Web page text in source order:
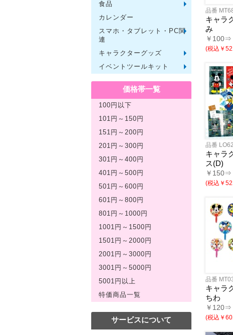
食品
カレンダー
スマホ・タブレット・PC関
連
バッテリ
タッチペン
クリーナー
PC関連グ
スマホ関
キャラクターグッズ 文房具
バッグ・
レジャー
テーブル
繊維製品
その他
イベントツールキット
〜30人用
〜50人用
100人用〜
その他
価格帯一覧
100円以下
101円～150円
151円～200円
201円～300円
301円～400円
401円～500円
501円～600円
601円～800円
801円～1000円
1001円～1500円
1501円～2000円
2001円～3000円
3001円～5000円
5001円以上
特価商品一覧
サービスについて
品番
キャラ
み
￥100⇒
(税込￥
品番
キャラ
ス(D)
￥150⇒
(税込￥
品番
キャラ
ちわ
￥120⇒
(税込￥